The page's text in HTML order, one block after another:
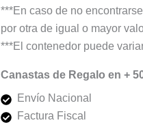
***En caso de no
por otra de igual o mayor
***El contenedor puede
Canastas de Regalo en +
Envío Nacional
Factura Fiscal